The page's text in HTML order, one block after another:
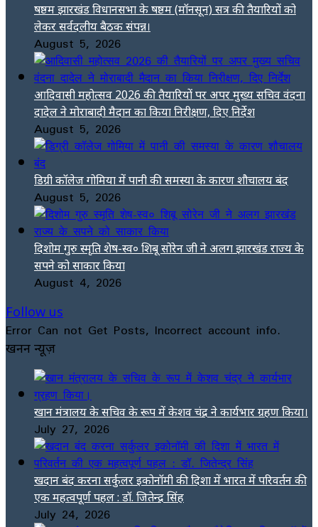
षष्ठम झारखंड विधानसभा के षष्ठम (मॉनसून) सत्र की तैयारियों को
लेकर सर्वदलीय बैठक संपन्न।
August 5, 2026
आदिवासी महोत्सव 2026 की तैयारियों पर अपर मुख्य सचिव वंदना
दादेल ने मोराबादी मैदान का किया निरीक्षण, दिए निर्देश
August 5, 2026
डिग्री कॉलेज गोमिया में पानी की समस्या के कारण शौचालय बंद
August 5, 2026
दिशोम गुरु स्मृति शेष-स्व० शिबू सोरेन जी ने अलग झारखंड राज्य के
सपने को साकार किया
August 4, 2026
Follow us
Error Can not Get Posts, Incorrect account info.
खनन न्यूज़
खान मंत्रालय के सचिव के रूप में केशव चंद्र ने कार्यभार ग्रहण किया।
July 27, 2026
खदान बंद करना सर्कुलर इकोनॉमी की दिशा में भारत में परिवर्तन की
एक महत्वपूर्ण पहल : डॉ. जितेन्द्र सिंह
July 24, 2026